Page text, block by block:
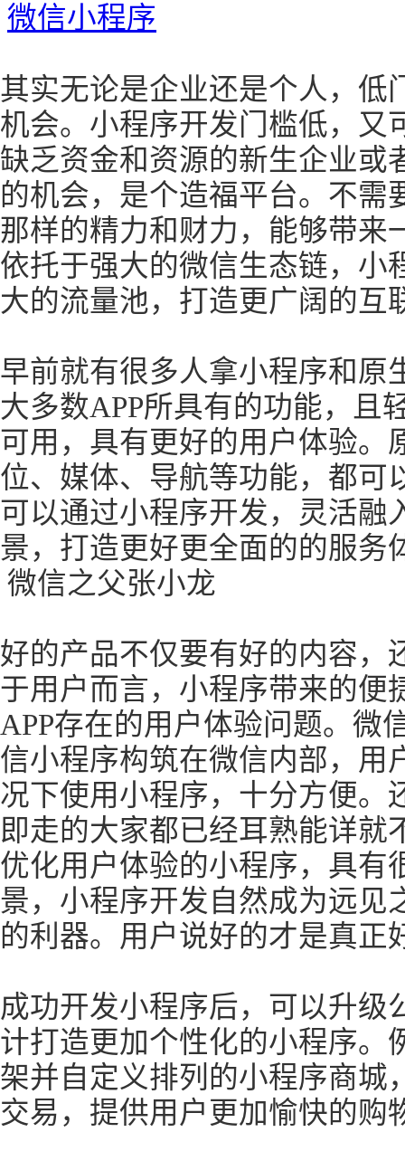
微信小程序
其实无论是企业还是个人，低
机会。小程序开发门槛低，又
缺乏资金和资源的新生企业或
的机会，是个造福平台。不需
那样的精力和财力，能够带来
依托于强大的微信生态链，小
大的流量池，打造更广阔的互
早前就有很多人拿小程序和原
大多数APP所具有的功能，且
可用，具有更好的用户体验。
位、媒体、导航等功能，都可
可以通过小程序开发，灵活融
景，打造更好更全面的的服务
微信之父张小龙
好的产品不仅要有好的内容，
于用户而言，小程序带来的便
APP存在的用户体验问题。微
信小程序构筑在微信内部，用
况下使用小程序，十分方便。
即走的大家都已经耳熟能详就
优化用户体验的小程序，具有
景，小程序开发自然成为远见
的利器。用户说好的才是真正
成功开发小程序后，可以升级
计打造更加个性化的小程序。
架并自定义排列的小程序商城
交易，提供用户更加愉快的购